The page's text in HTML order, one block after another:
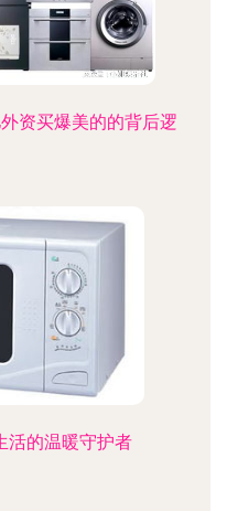
资买爆美的的背后逻
活的温暖守护者